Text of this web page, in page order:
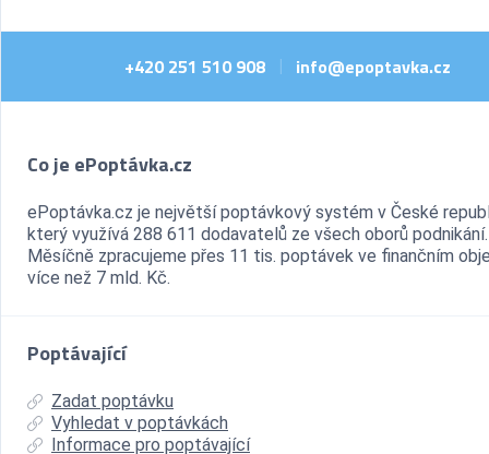
+420 251 510 908 | info@epoptavka.cz
Co je ePoptávka.cz
ePoptávka.cz je největší poptávkový systém v České
který využívá 288 611 dodavatelů ze všech oborů podnikání.
Měsíčně zpracujeme přes 11 tis. poptávek ve finančním
více než 7 mld. Kč.
Poptávající
Zadat poptávku
Vyhledat v poptávkách
Informace pro poptávající